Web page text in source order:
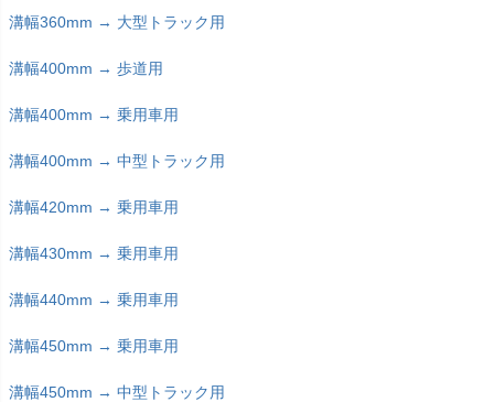
溝幅360mm → 大型トラック用
溝幅400mm → 歩道用
溝幅400mm → 乗用車用
溝幅400mm → 中型トラック用
溝幅420mm → 乗用車用
溝幅430mm → 乗用車用
溝幅440mm → 乗用車用
溝幅450mm → 乗用車用
溝幅450mm → 中型トラック用